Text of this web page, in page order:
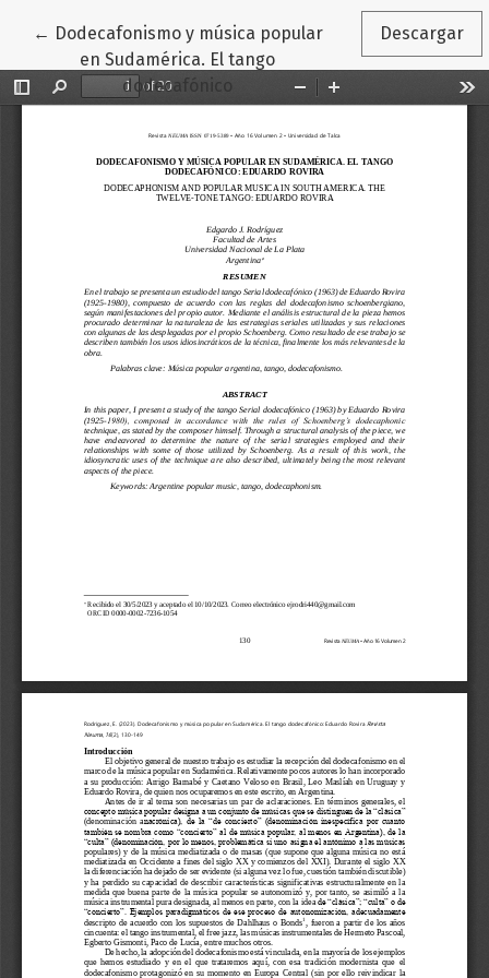
← Volver a los detalles del artículo
Dodecafonismo y música popular
en Sudamérica. El tango
dodecafónico
Descargar